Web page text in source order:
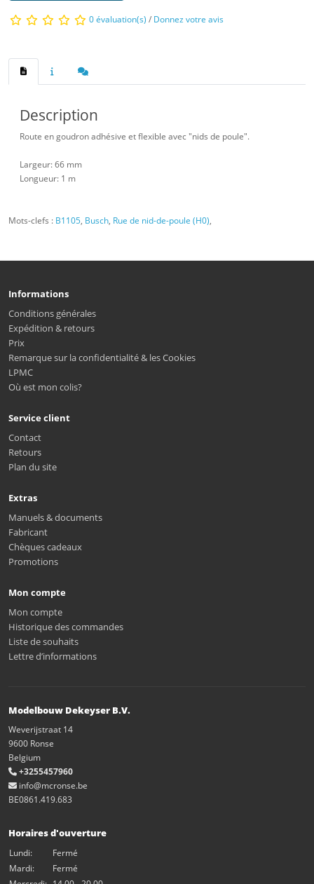
0 évaluation(s) / Donnez votre avis
Description
Route en goudron adhésive et flexible avec "nids de poule".
Largeur: 66 mm
Longueur: 1 m
Mots-clefs : B1105, Busch, Rue de nid-de-poule (H0),
Informations
Conditions générales
Expédition & retours
Prix
Remarque sur la confidentialité & les Cookies
LPMC
Où est mon colis?
Service client
Contact
Retours
Plan du site
Extras
Manuels & documents
Fabricant
Chèques cadeaux
Promotions
Mon compte
Mon compte
Historique des commandes
Liste de souhaits
Lettre d’informations
Modelbouw Dekeyser B.V.
Weverijstraat 14
9600 Ronse
Belgium
+3255457960
info@mcronse.be
BE0861.419.683
Horaires d'ouverture
Lundi:
Fermé
Mardi:
Fermé